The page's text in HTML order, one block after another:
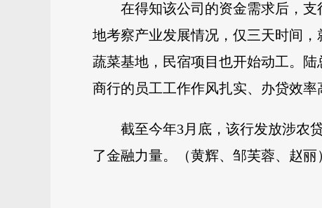
在得知该公司的资金需求后，
地考察产业发展情况，仅三天时间
蔬菜基地，民宿项目也开始动工。
商行的员工工作作风扎实、办贷效
截至今年3月底，该行发放涉农
了金融力量。（黄辉、邹芙蓉、赵丽